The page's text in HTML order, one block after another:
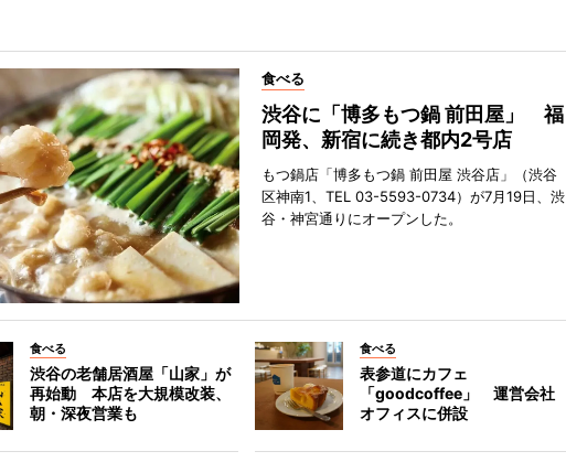
食べる
渋谷に「博多もつ鍋 前田屋」 福
岡発、新宿に続き都内2号店
もつ鍋店「博多もつ鍋 前田屋 渋谷店」（渋谷
区神南1、TEL 03-5593-0734）が7月19日、渋
谷・神宮通りにオープンした。
食べる
渋谷の老舗居酒屋「山家」が
再始動 本店を大規模改装、
朝・深夜営業も
食べる
表参道にカフェ
「goodcoffee」 運営会社
オフィスに併設